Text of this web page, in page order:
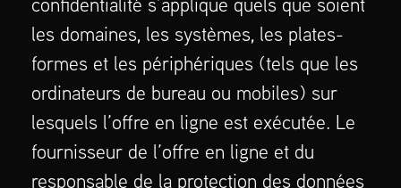
les domaines, les systèmes, les plates-
formes et les périphériques (tels que les
ordinateurs de bureau ou mobiles) sur
lesquels l’offre en ligne est exécutée. Le
fournisseur de l’offre en ligne et du
responsable de la protection des données